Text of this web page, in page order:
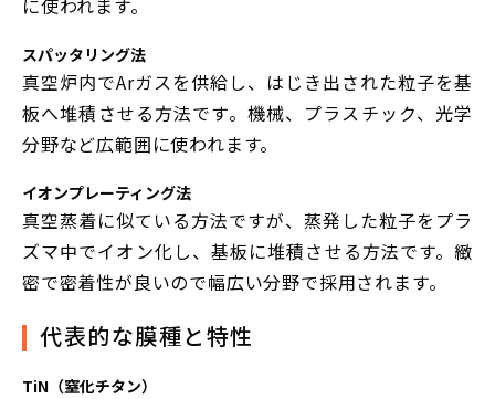
に使われます。
スパッタリング法
真空炉内でArガスを供給し、はじき出された粒子を基
板へ堆積させる方法です。機械、プラスチック、光学
分野など広範囲に使われます。
イオンプレーティング法
真空蒸着に似ている方法ですが、蒸発した粒子をプラ
ズマ中でイオン化し、基板に堆積させる方法です。緻
密で密着性が良いので幅広い分野で採用されます。
代表的な膜種と特性
TiN（窒化チタン）